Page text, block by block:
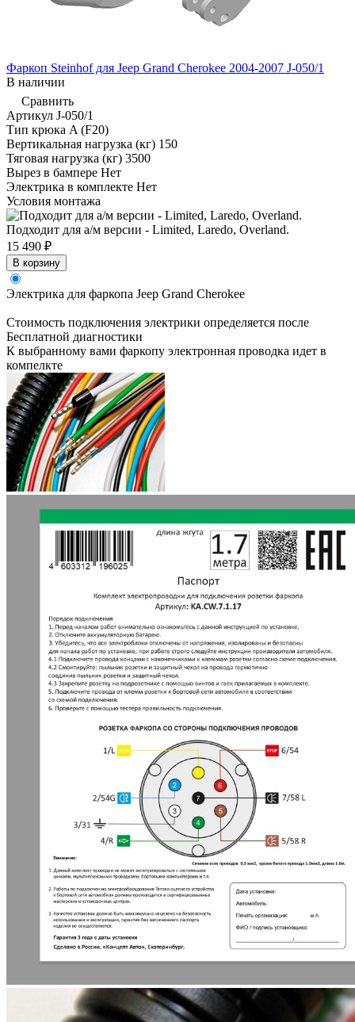
Фаркоп Steinhof для Jeep Grand Cherokee 2004-2007 J-050/1
В наличии
Сравнить
Артикул J-050/1
Тип крюка A (F20)
Вертикальная нагрузка (кг) 150
Тяговая нагрузка (кг) 3500
Вырез в бампере Нет
Электрика в комплекте Нет
Условия монтажа
Подходит для а/м версии - Limited, Laredo, Overland.
15 490 ₽
В корзину
Электрика для фаркопа Jeep Grand Cherokee
Стоимость подключения электрики определяется после
Бесплатной диагностики
К выбранному вами фаркопу электронная проводка идет в
компелкте